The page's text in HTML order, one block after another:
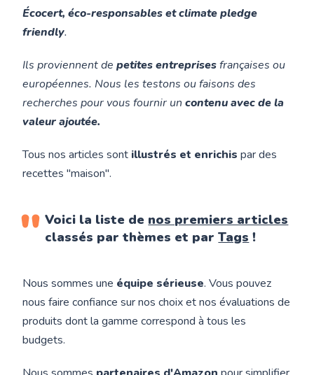
Écocert, éco-responsables et climate pledge
friendly.
Ils proviennent depetites entreprisesfrançaises ou
européennes. Nous les testons ou faisons des
recherches pour vous fournir uncontenu avec de la
valeur ajoutée.
Tous nos articles sont illustrés et enrichis par des
recettes "maison".
Voici la liste de nos premiers articles
classés par thèmes et parTags !
Nous sommes une équipe sérieuse. Vous pouvez
nous faire confiance sur nos choix et nos évaluations de
produits dont la gamme correspond à tous les
budgets.